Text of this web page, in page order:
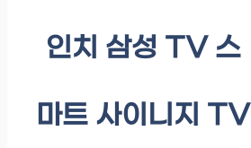
인치 삼성 TV 스
마트 사이니지 TV